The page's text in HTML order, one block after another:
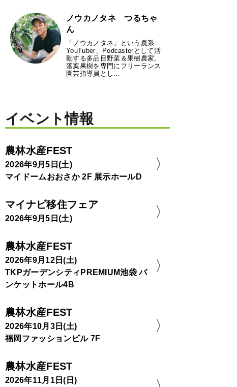
ノウカノタネ つるちゃ
ん
「ノウカノタネ」という農系
YouTuber、Podcasterとして活
動する多品目野菜＆果樹農家。
落葉果樹を専門にフリーランス
園芸指導員とし…
イベント情報
農林水産FEST
2026年9月5日(土)
マイドームおおさか 2F 展示ホールD
マイナビ移住フェア
2026年9月5日(土)
農林水産FEST
2026年9月12日(土)
TKPガーデンシティPREMIUM池袋 バ
ンケットホール4B
農林水産FEST
2026年10月3日(土)
福岡ファッションビル 7F
農林水産FEST
2026年11月1日(日)